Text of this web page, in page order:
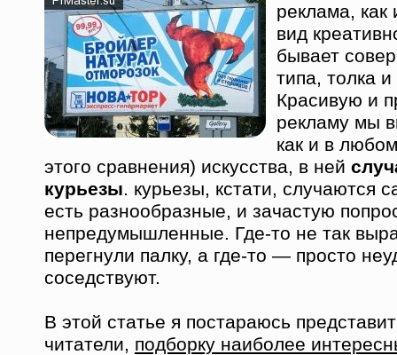
реклама, как
вид
бывает
типа, толка
Красивую и
рекламу мы
как и в
этого сравнения) искусства, в ней
курьезы. курьезы, кстати, случаются
есть разнообразные, и зачастую
непредумышленные. Где-то не так
перегнули палку, а где-то — просто
соседствуют.
В этой статье я постараюсь
читатели, подборку наиболее